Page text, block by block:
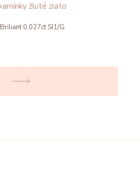
žluté zlato
Briliant 0,027ct SI1/G